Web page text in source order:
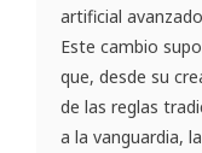
artificial
Este cambio
que, desde su
de las reglas
a la vanguardia,